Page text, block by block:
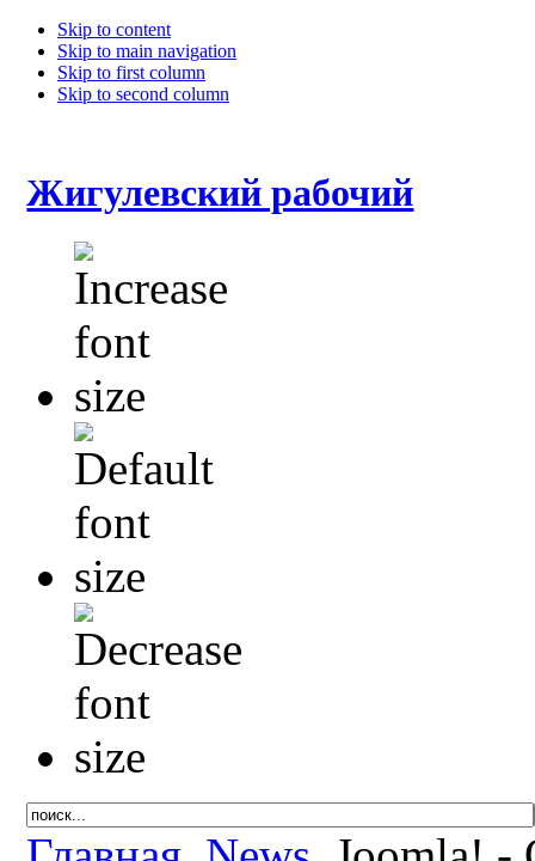
Skip to content
Skip to main navigation
Skip to first column
Skip to second column
Жигулевский рабочий